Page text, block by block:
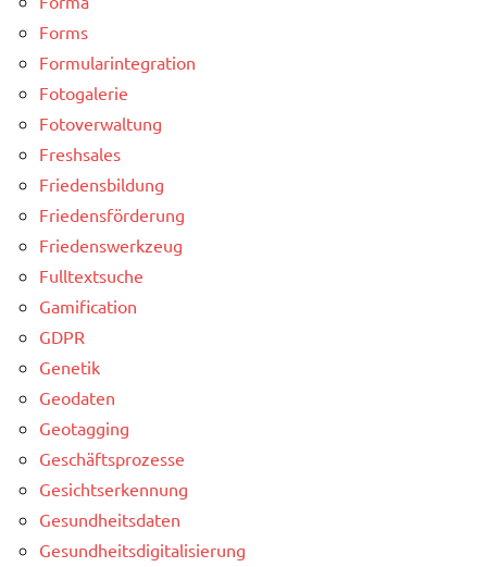
Forms
Formularintegration
Fotogalerie
Fotoverwaltung
Freshsales
Friedensbildung
Friedensförderung
Friedenswerkzeug
Fulltextsuche
Gamification
GDPR
Genetik
Geodaten
Geotagging
Geschäftsprozesse
Gesichtserkennung
Gesundheitsdaten
Gesundheitsdigitalisierung